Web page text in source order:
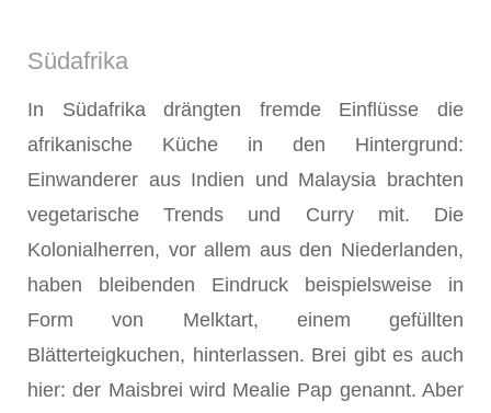
Südafrika
In Südafrika drängten fremde Einflüsse die
afrikanische Küche in den Hintergrund:
Einwanderer aus Indien und Malaysia brachten
vegetarische Trends und Curry mit. Die
Kolonialherren, vor allem aus den Niederlanden,
haben bleibenden Eindruck beispielsweise in
Form von Melktart, einem gefüllten
Blätterteigkuchen, hinterlassen. Brei gibt es auch
hier: der Maisbrei wird Mealie Pap genannt. Aber